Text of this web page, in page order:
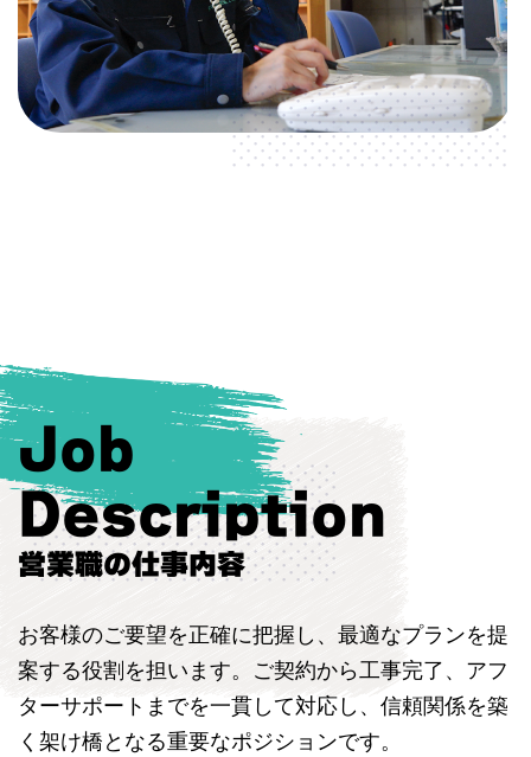
Job
Description
営業職の仕事内容
お客様のご要望を正確に把握し、最適なプランを提
案する役割を担います。ご契約から工事完了、アフ
ターサポートまでを一貫して対応し、信頼関係を築
く架け橋となる重要なポジションです。